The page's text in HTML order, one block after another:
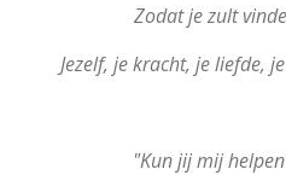
Zodat je zult
Jezelf, je kracht, je liefde,
"Kun jij mij